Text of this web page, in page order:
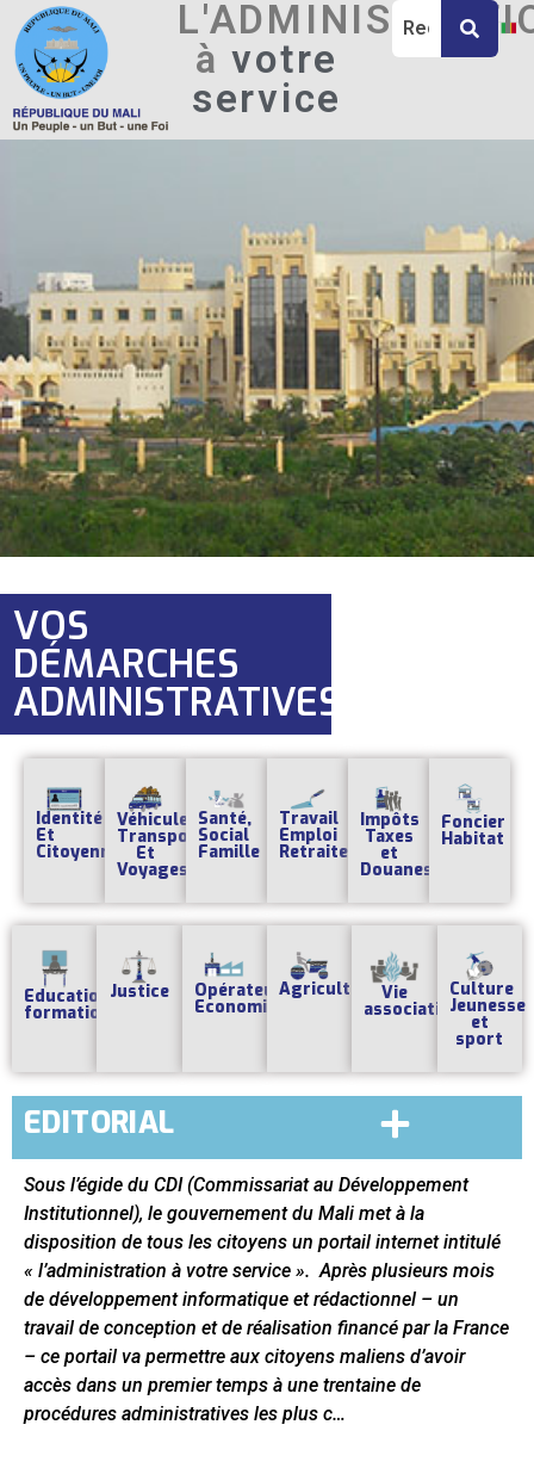
àvotre
service
VOS
DÉMARCHES
ADMINISTRATIVES
Identité
Et
Citoyenneté
Véhicules
Transports
Et
Voyages
Santé,
Social
Famille
Travail
Emploi
Retraites
Impôts
Taxes
et
Douanes
Foncier
Habitat
Education
formation
Justice Opérateurs
Economiques
AgricultureVie
associative
Culture
Jeunesse
et
sport
EDITORIAL
Sous l’égide du CDI (Commissariat au Développement
Institutionnel), le gouvernement du Mali met à la
disposition de tous les citoyens un portail internet intitulé
« l’administration à votre service ». Après plusieurs mois
de développement informatique et rédactionnel – un
travail de conception et de réalisation financé par la France
– ce portail va permettre aux citoyens maliens d’avoir
accès dans un premier temps à une trentaine de
procédures administratives les plus c…